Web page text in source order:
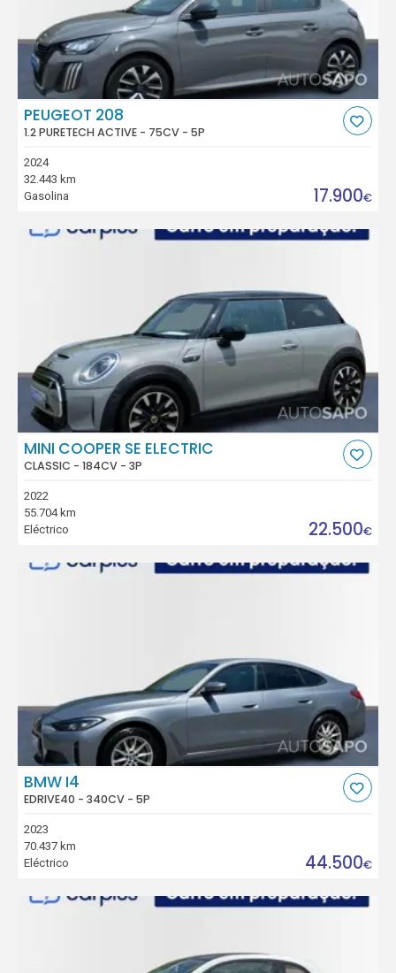
PEUGEOT 208
1.2 PURETECH ACTIVE - 75CV - 5P
2024
32.443 km
Gasolina
17.900€
MINI COOPER SE ELECTRIC
CLASSIC - 184CV - 3P
2022
55.704 km
Eléctrico
22.500€
BMW I4
EDRIVE40 - 340CV - 5P
2023
70.437 km
Eléctrico
44.500€